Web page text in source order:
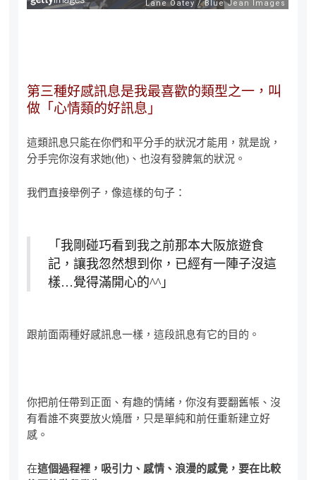
第三種好感訊息是我最喜歡的類型之一，叫
做「心情類的好訊息」
這類訊息只能在你們和平分手的狀況才能用，就是說，
分手完你沒有求她(他)、也沒有發脾氣的狀況。
我們直接舉例子，像這樣的句子：
「我剛碰巧看到我之前那本大阪旅遊食
記，讓我忽然想到你，已經有一陣子沒這
樣…覺得滿開心的^^」
跟前面兩種好感訊息一樣，這段訊息有它的目的。
你把前任帶到正面、有趣的情緒，你沒有要翻舊帳、沒
有看誰不爽要放火燒厝，只是單純和前任重新建立好
感。
在這個過程裡，吸引力、感情、浪漫的感覺，要在比較